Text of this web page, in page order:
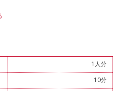
1人分
10分